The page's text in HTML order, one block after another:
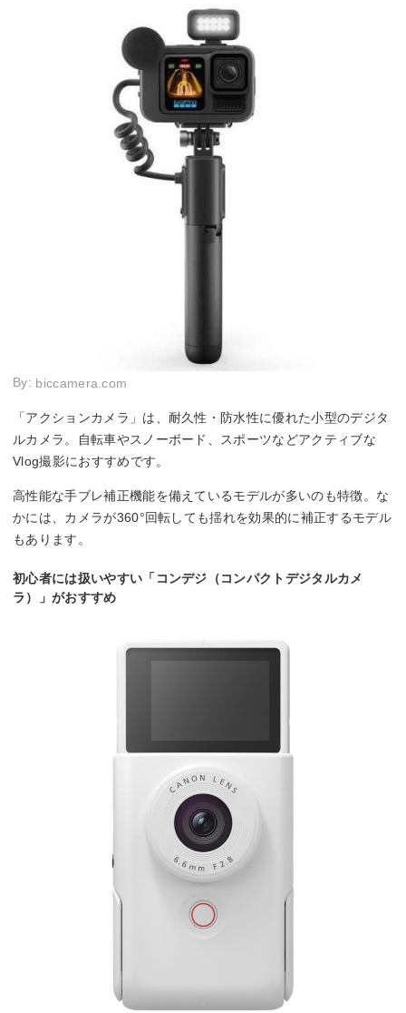
By: biccamera.com
「アクションカメラ」は、耐久性・防水性に優れた小型のデジタ
ルカメラ。自転車やスノーボード、スポーツなどアクティブな
Vlog撮影におすすめです。
高性能な手ブレ補正機能を備えているモデルが多いのも特徴。な
かには、カメラが360°回転しても揺れを効果的に補正するモデル
もあります。
初心者には扱いやすい「コンデジ（コンパクトデジタルカメ
ラ）」がおすすめ